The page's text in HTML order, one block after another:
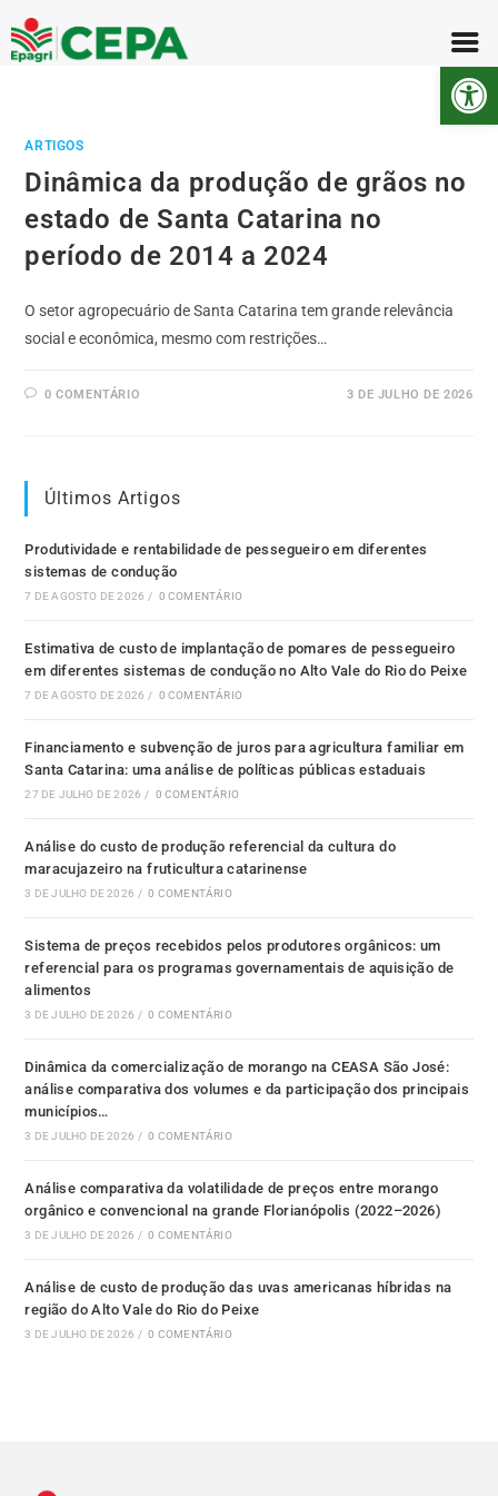
ARTIGOS
Dinâmica da produção de grãos no
estado de Santa Catarina no
período de 2014 a 2024
O setor agropecuário de Santa Catarina tem grande relevância
social e econômica, mesmo com restrições…
0 COMENTÁRIO 3 DE JULHO DE 2026
Últimos Artigos
Produtividade e rentabilidade de pessegueiro em diferentes
sistemas de condução
7 DE AGOSTO DE 2026 / 0 COMENTÁRIO
Estimativa de custo de implantação de pomares de pessegueiro
em diferentes sistemas de condução no Alto Vale do Rio do Peixe
7 DE AGOSTO DE 2026 / 0 COMENTÁRIO
Financiamento e subvenção de juros para agricultura familiar em
Santa Catarina: uma análise de políticas públicas estaduais
27 DE JULHO DE 2026 / 0 COMENTÁRIO
Análise do custo de produção referencial da cultura do
maracujazeiro na fruticultura catarinense
3 DE JULHO DE 2026 / 0 COMENTÁRIO
Sistema de preços recebidos pelos produtores orgânicos: um
referencial para os programas governamentais de aquisição de
alimentos
3 DE JULHO DE 2026 / 0 COMENTÁRIO
Dinâmica da comercialização de morango na CEASA São José:
análise comparativa dos volumes e da participação dos principais
municípios…
3 DE JULHO DE 2026 / 0 COMENTÁRIO
Análise comparativa da volatilidade de preços entre morango
orgânico e convencional na grande Florianópolis (2022–2026)
3 DE JULHO DE 2026 / 0 COMENTÁRIO
Análise de custo de produção das uvas americanas híbridas na
região do Alto Vale do Rio do Peixe
3 DE JULHO DE 2026 / 0 COMENTÁRIO